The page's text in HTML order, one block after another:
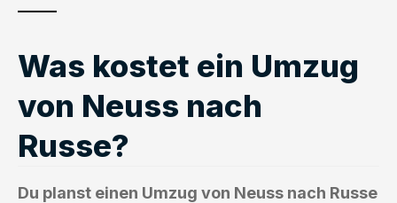
Was kostet ein Umzug
von Neuss nach
Russe?
Du planst einen Umzug von Neuss nach Russe